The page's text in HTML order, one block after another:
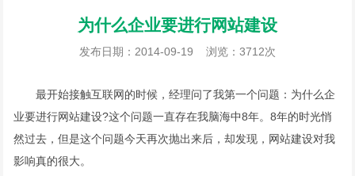
为什么企业要进行网站建设
发布日期：2014-09-19 浏览：3712次
最开始接触互联网的时候，经理问了我第一个问题：为什么企
业要进行网站建设?这个问题一直存在我脑海中8年。8年的时光悄
然过去，但是这个问题今天再次抛出来后，却发现，网站建设对我
影响真的很大。